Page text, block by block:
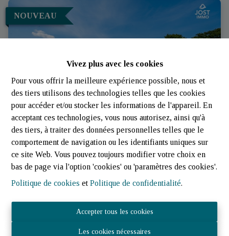
Vivez plus avec les cookies
Pour vous offrir la meilleure expérience possible, nous et
des tiers utilisons des technologies telles que les cookies
pour accéder et/ou stocker les informations de l'appareil. En
acceptant ces technologies, vous nous autorisez, ainsi qu'à
des tiers, à traiter des données personnelles telles que le
comportement de navigation ou les identifiants uniques sur
ce site Web. Vous pouvez toujours modifier votre choix en
bas de page via l'option 'cookies' ou 'paramètres des cookies'.
Politique de cookies etPolitique de confidentialité.
Accepter tous les cookies
Les cookies nécessaires
NOUVEAU
Terrain à bâtir | Vissoule - Houffalize | Jost-Immo
6662 Tavigny | Ref: 3430